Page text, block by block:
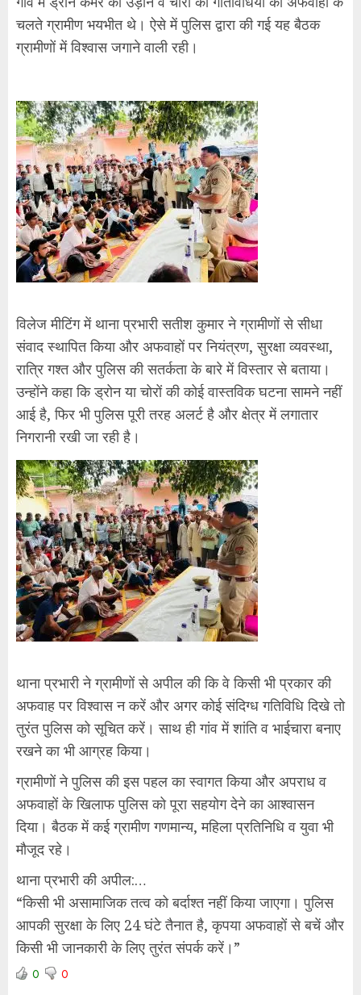
चलते ग्रामीण भयभीत थे। ऐसे में पुलिस द्वारा की गई यह बैठक
ग्रामीणों में विश्वास जगाने वाली रही।
विलेज मीटिंग में थाना प्रभारी सतीश कुमार ने ग्रामीणों से सीधा
संवाद स्थापित किया और अफवाहों पर नियंत्रण, सुरक्षा व्यवस्था,
रात्रि गश्त और पुलिस की सतर्कता के बारे में विस्तार से बताया।
उन्होंने कहा कि ड्रोन या चोरों की कोई वास्तविक घटना सामने नहीं
आई है, फिर भी पुलिस पूरी तरह अलर्ट है और क्षेत्र में लगातार
निगरानी रखी जा रही है।
थाना प्रभारी ने ग्रामीणों से अपील की कि वे किसी भी प्रकार की
अफवाह पर विश्वास न करें और अगर कोई संदिग्ध गतिविधि दिखे तो
तुरंत पुलिस को सूचित करें। साथ ही गांव में शांति व भाईचारा बनाए
रखने का भी आग्रह किया।
ग्रामीणों ने पुलिस की इस पहल का स्वागत किया और अपराध व
अफवाहों के खिलाफ पुलिस को पूरा सहयोग देने का आश्वासन
दिया। बैठक में कई ग्रामीण गणमान्य, महिला प्रतिनिधि व युवा भी
मौजूद रहे।
थाना प्रभारी की अपील:…
“किसी भी असामाजिक तत्व को बर्दाश्त नहीं किया जाएगा। पुलिस
आपकी सुरक्षा के लिए 24 घंटे तैनात है, कृपया अफवाहों से बचें और
किसी भी जानकारी के लिए तुरंत संपर्क करें।”
0 0